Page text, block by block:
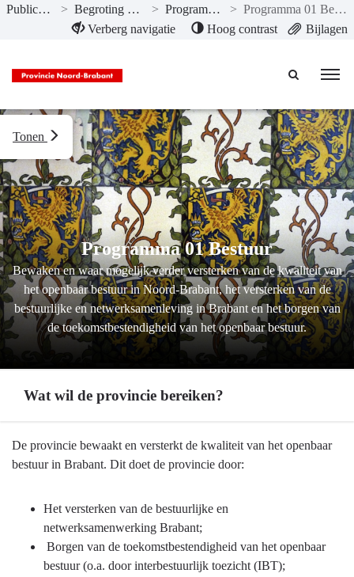
Naar hoofdinhoud
Publicaties > Begroting 2019 > Programma’s >
Programma 01 Bestuur
Verberg navigatie
Hoog contrast Bijlagen
Programma 01 Bestuur
Bewaken en waar mogelijk verder versterken van de kwaliteit van
het openbaar bestuur in Noord-Brabant, het versterken van de
bestuurlijke en netwerksamenleving in Brabant en het borgen van
de toekomstbestendigheid van het openbaar bestuur.
Tonen
Wat wil de provincie bereiken?
Terug
naar
De provincie bewaakt en versterkt de kwaliteit van het openbaar
bestuur in Brabant. Dit doet de provincie door:
Het versterken van de bestuurlijke en
netwerksamenwerking Brabant;
Borgen van de toekomstbestendigheid van het openbaar
bestuur (o.a. door interbestuurlijk toezicht (IBT);